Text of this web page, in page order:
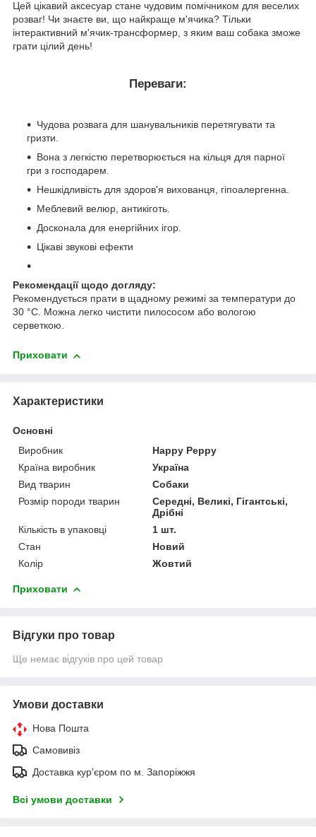
Цей цікавий аксесуар стане чудовим помічником для веселих
розваг! Чи знаєте ви, що найкраще м'ячика? Тільки
інтерактивний м'ячик-трансформер, з яким ваш собака зможе
грати цілий день!
Переваги:
Чудова розвага для шанувальників перетягувати та
гризти.
Вона з легкістю перетворюється на кільця для парної
гри з господарем.
Нешкідливість для здоров'я вихованця, гіпоалергенна.
Меблевий велюр, антикіготь.
Досконала для енергійних ігор.
Цікаві звукові ефекти
Рекомендації щодо догляду:
Рекомендується прати в щадному режимі за температури до
30 °C. Можна легко чистити пилососом або вологою
серветкою.
Приховати
Характеристики
Основні
Виробник
Happy Peppy
Країна виробник
Україна
Вид тварин
Собаки
Розмір породи тварин
Середні, Великі, Гігантські,
Дрібні
Кількість в упаковці
1 шт.
Стан
Новий
Колір
Жовтий
Приховати
Відгуки про товар
Ще немає відгуків про цей товар
Умови доставки
Нова Пошта
Самовивіз
Доставка кур'єром по м. Запоріжжя
Всі умови доставки